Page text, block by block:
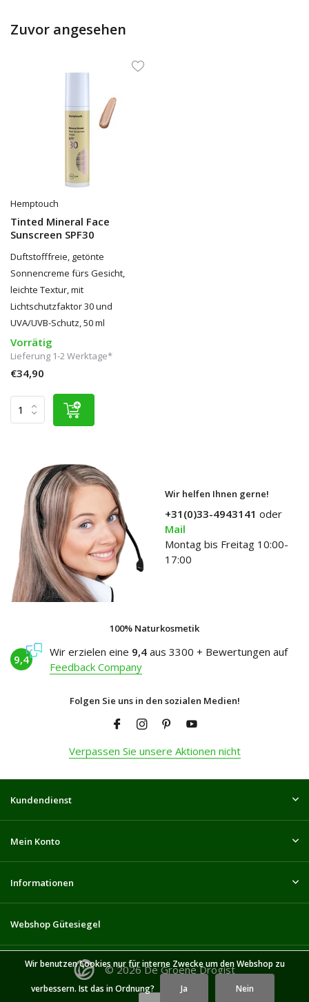
Zuvor angesehen
Hemptouch
Tinted Mineral Face
Sunscreen SPF30
Duftstofffreie, getönte
Sonnencreme fürs Gesicht,
leichte Textur, mit
Lichtschutzfaktor 30 und
UVA/UVB-Schutz, 50 ml
Vorrätig
Lieferung 1-2 Werktage*
€34,90
Wir helfen Ihnen gerne!
+31(0)33-4943141 oder
Mail
Montag bis Freitag 10:00-
17:00
100% Naturkosmetik
9,4
Wir erzielen eine 9,4 aus 3300 + Bewertungen auf
Feedback Company
Folgen Sie uns in den sozialen Medien!
Verpassen Sie unsere Aktionen nicht
Kundendienst
Mein Konto
Informationen
Webshop Gütesiegel
© 2026 De Groene Drogist
Wir benutzen Cookies nur für interne Zwecke um den Webshop zu
verbessern. Ist das in Ordnung? Ja Nein